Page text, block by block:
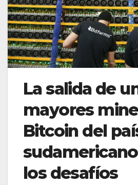
La salida de
mayores
Bitcoin del
los desafíos